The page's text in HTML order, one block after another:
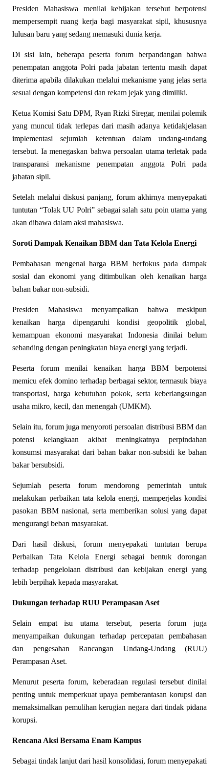
Presiden Mahasiswa menilai kebijakan tersebut berpotensi
mempersempit ruang kerja bagi masyarakat sipil, khususnya
lulusan baru yang sedang memasuki dunia kerja.
Di sisi lain, beberapa peserta forum berpandangan bahwa
penempatan anggota Polri pada jabatan tertentu masih dapat
diterima apabila dilakukan melalui mekanisme yang jelas serta
sesuai dengan kompetensi dan rekam jejak yang dimiliki.
Ketua Komisi Satu DPM, Ryan Rizki Siregar, menilai polemik
yang muncul tidak terlepas dari masih adanya ketidakjelasan
implementasi sejumlah ketentuan dalam undang-undang
tersebut. Ia menegaskan bahwa persoalan utama terletak pada
transparansi mekanisme penempatan anggota Polri pada
jabatan sipil.
Setelah melalui diskusi panjang, forum akhirnya menyepakati
tuntutan “Tolak UU Polri” sebagai salah satu poin utama yang
akan dibawa dalam aksi mahasiswa.
Soroti Dampak Kenaikan BBM dan Tata Kelola Energi
Pembahasan mengenai harga BBM berfokus pada dampak
sosial dan ekonomi yang ditimbulkan oleh kenaikan harga
bahan bakar non-subsidi.
Presiden Mahasiswa menyampaikan bahwa meskipun
kenaikan harga dipengaruhi kondisi geopolitik global,
kemampuan ekonomi masyarakat Indonesia dinilai belum
sebanding dengan peningkatan biaya energi yang terjadi.
Peserta forum menilai kenaikan harga BBM berpotensi
memicu efek domino terhadap berbagai sektor, termasuk biaya
transportasi, harga kebutuhan pokok, serta keberlangsungan
usaha mikro, kecil, dan menengah (UMKM).
Selain itu, forum juga menyoroti persoalan distribusi BBM dan
potensi kelangkaan akibat meningkatnya perpindahan
konsumsi masyarakat dari bahan bakar non-subsidi ke bahan
bakar bersubsidi.
Sejumlah peserta forum mendorong pemerintah untuk
melakukan perbaikan tata kelola energi, memperjelas kondisi
pasokan BBM nasional, serta memberikan solusi yang dapat
mengurangi beban masyarakat.
Dari hasil diskusi, forum menyepakati tuntutan berupa
Perbaikan Tata Kelola Energi sebagai bentuk dorongan
terhadap pengelolaan distribusi dan kebijakan energi yang
lebih berpihak kepada masyarakat.
Dukungan terhadap RUU Perampasan Aset
Selain empat isu utama tersebut, peserta forum juga
menyampaikan dukungan terhadap percepatan pembahasan
dan pengesahan Rancangan Undang-Undang (RUU)
Perampasan Aset.
Menurut peserta forum, keberadaan regulasi tersebut dinilai
penting untuk memperkuat upaya pemberantasan korupsi dan
memaksimalkan pemulihan kerugian negara dari tindak pidana
korupsi.
Rencana Aksi Bersama Enam Kampus
Sebagai tindak lanjut dari hasil konsolidasi, forum menyepakati